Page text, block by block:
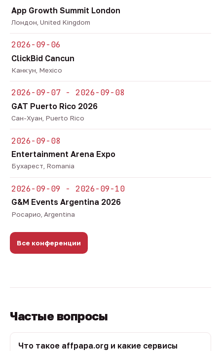
App Growth Summit London
Лондон, United Kingdom
2026-09-06
ClickBid Cancun
Канкун, Mexico
2026-09-07 - 2026-09-08
GAT Puerto Rico 2026
Сан-Хуан, Puerto Rico
2026-09-08
Entertainment Arena Expo
Бухарест, Romania
2026-09-09 - 2026-09-10
G&M Events Argentina 2026
Росарио, Argentina
Все конференции
Частые вопросы
Что такое affpapa.org и какие сервисы